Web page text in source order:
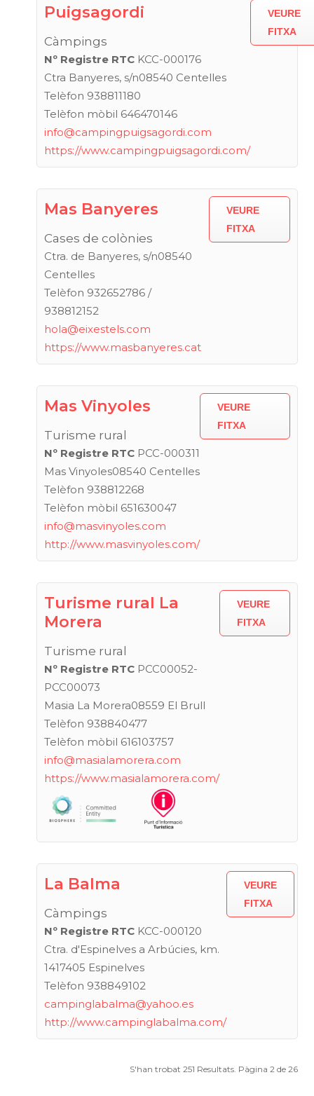
Puigsagordi
Càmpings
Nº Registre RTC KCC-000176
Ctra Banyeres, s/n08540 Centelles
Telèfon 938811180
Telèfon mòbil 646470146
info@campingpuigsagordi.com
https://www.campingpuigsagordi.com/
VEURE
FITXA
Mas Banyeres
Cases de colònies
Ctra. de Banyeres, s/n08540
Centelles
Telèfon 932652786 /
938812152
hola@eixestels.com
https://www.masbanyeres.cat
VEURE
FITXA
Mas Vinyoles
Turisme rural
Nº Registre RTC PCC-000311
Mas Vinyoles08540 Centelles
Telèfon 938812268
Telèfon mòbil 651630047
info@masvinyoles.com
http://www.masvinyoles.com/
VEURE
FITXA
Turisme rural La
Morera
Turisme rural
Nº Registre RTC PCC00052-
PCC00073
Masia La Morera08559 El Brull
Telèfon 938840477
Telèfon mòbil 616103757
info@masialamorera.com
https://www.masialamorera.com/
VEURE
FITXA
La Balma
Càmpings
Nº Registre RTC KCC-000120
Ctra. d'Espinelves a Arbúcies, km.
1417405 Espinelves
Telèfon 938849102
campinglabalma@yahoo.es
http://www.campinglabalma.com/
VEURE
FITXA
S'han trobat 251 Resultats. Pàgina 2 de 26